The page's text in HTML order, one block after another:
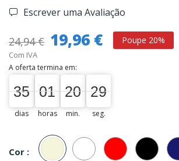
Escrever uma Avaliação
24,94 € 19,96 € Poupe 20%
Com IVA
A oferta termina em:
35
35
00
dias
01
01
00
horas
20
20
00
min.
28
29
seg.
Cor :
Bege Branco Vermelho Preto